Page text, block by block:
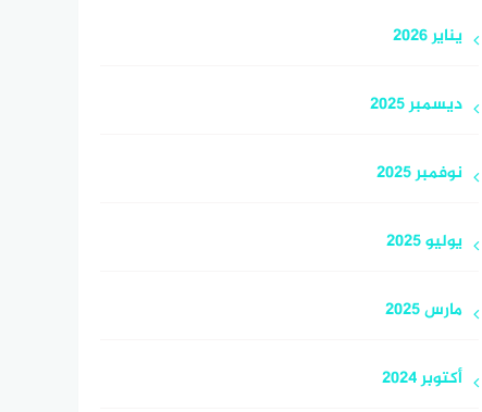
يناير 2026
ديسمبر 2025
نوفمبر 2025
يوليو 2025
مارس 2025
أكتوبر 2024